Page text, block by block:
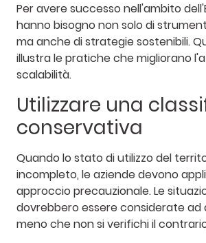
Per avere successo nell'ambito
hanno bisogno non solo di
ma anche di strategie sostenibili.
illustra le pratiche che migliorano
scalabilità.
Utilizzare una
conservativa
Quando lo stato di utilizzo del
incompleto, le aziende devono
approccio precauzionale. Le
dovrebbero essere considerate ad
meno che non si verifichi il